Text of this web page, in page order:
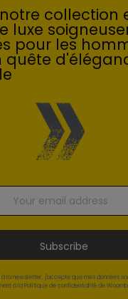
collection
luxe
pour les
quête
Subscribe
à la newsletter, j'accepte que mes données
à la Politique de confidentialité de